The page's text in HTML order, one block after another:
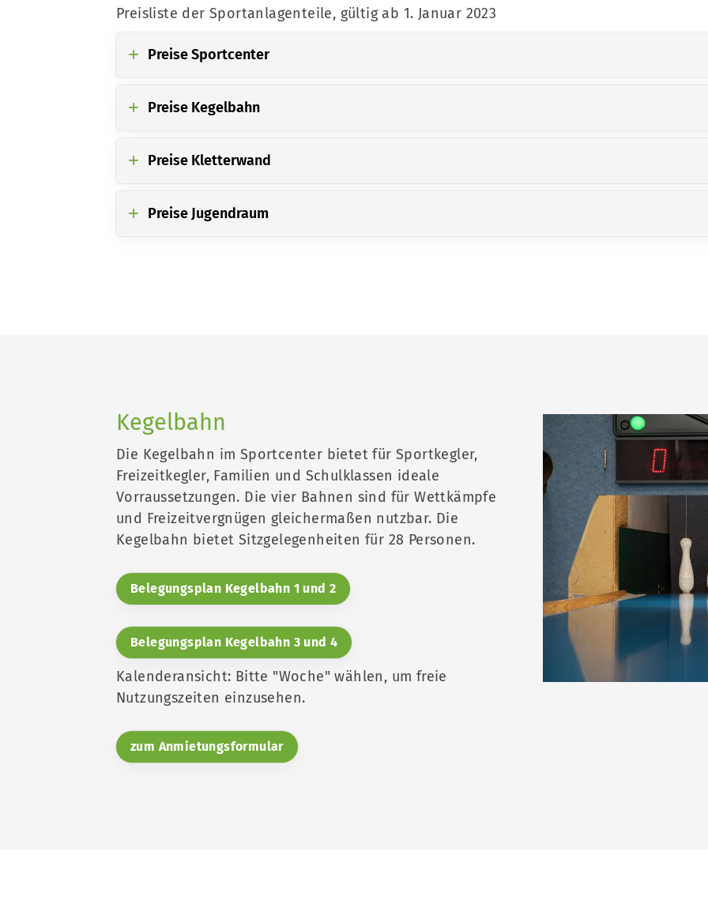
Preisliste der Sportanlagenteile, gültig ab 1. Januar 2023
Preise Sportcenter
Preise Kegelbahn
Preise Kletterwand
Preise Jugendraum
Kegelbahn
Die Kegelbahn im Sportcenter bietet für Sportkegler,
Freizeitkegler, Familien und Schulklassen ideale
Vorraussetzungen. Die vier Bahnen sind für Wettkämpfe
und Freizeitvergnügen gleichermaßen nutzbar. Die
Kegelbahn bietet Sitzgelegenheiten für 28 Personen.
Belegungsplan Kegelbahn 1 und 2
Belegungsplan Kegelbahn 3 und 4
Kalenderansicht: Bitte "Woche" wählen, um freie
Nutzungszeiten einzusehen.
zum Anmietungsformular